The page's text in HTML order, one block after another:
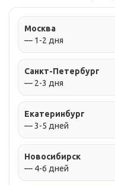
Москва
— 1-2 дня
Санкт-Петербург
— 2-3 дня
Екатеринбург
— 3-5 дней
Новосибирск
— 4-6 дней